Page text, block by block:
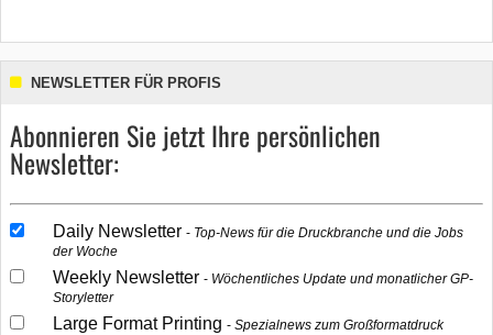
NEWSLETTER FÜR PROFIS
Abonnieren Sie jetzt Ihre persönlichen
Newsletter:
Daily Newsletter
Top-News für die Druckbranche und die Jobs
der Woche
Weekly Newsletter
Wöchentliches Update und monatlicher GP-
Storyletter
Large Format Printing Spezialnews zum Großformatdruck